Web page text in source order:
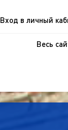
Вход в личный
Весь